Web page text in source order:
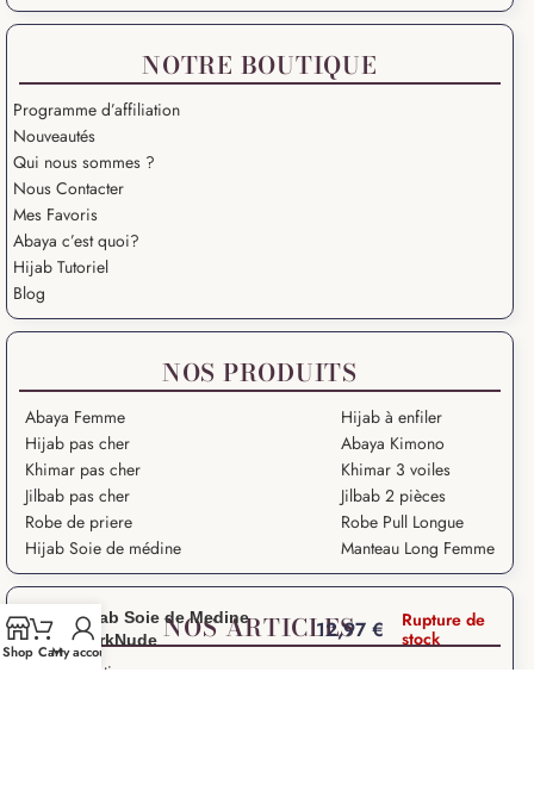
NOTRE BOUTIQUE
Programme d’affiliation
Nouveautés
Qui nous sommes ?
Nous Contacter
Mes Favoris
Abaya c’est quoi?
Hijab Tutoriel
Blog
NOS PRODUITS
Abaya Femme
Hijab pas cher
Khimar pas cher
Jilbab pas cher
Robe de priere
Hijab Soie de médine
Hijab à enfiler
Abaya Kimono
Khimar 3 voiles
Jilbab 2 pièces
Robe Pull Longue
Manteau Long Femme
NOS ARTICLES
Grande Ablution
Shop CartMy account
Hijab Soie de Medine
DarkNude
12,97€
Rupture de
stock